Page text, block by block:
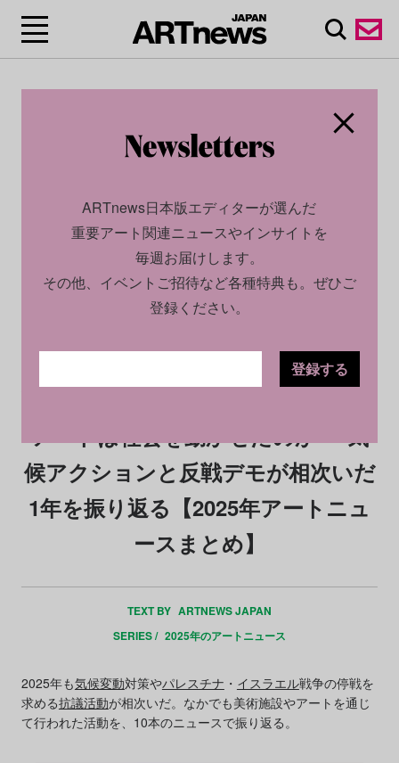
2025.12.04
アートは社会を動かせたのか──気
候アクションと反戦デモが相次いだ
1年を振り返る【2025年アートニュ
ースまとめ】
TEXT BY ARTNEWS JAPAN
SERIES / 2025年のアートニュース
2025年も気候変動対策やパレスチナ ・ イスラエル戦争の停戦を
求める抗議活動が相次いだ。なかでも美術施設やアートを通じ
て行われた活動を、10本のニュースで振り返る。
ARTnews日本版エディターが選んだ
重要アート関連ニュースやインサイトを
毎週お届けします。
その他、イベントご招待など各種特典も。ぜひご
登録ください。
登録する